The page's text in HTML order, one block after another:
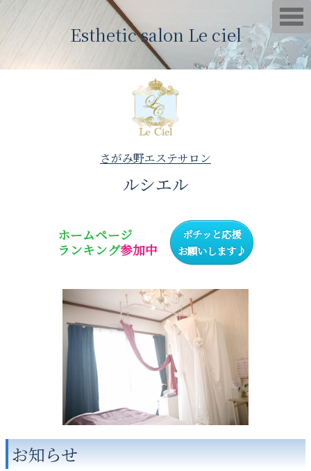
Esthetic salon Le ciel
さがみ野エステサロン
ルシエル
ホームページ
ランキング参加中
ポチッと応援
お願いします♪
お知らせ
T
o
g
g
e